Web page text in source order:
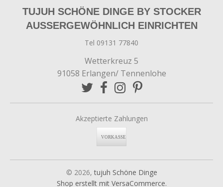
TUJUH SCHÖNE DINGE BY STOCKER
AUSSERGEWÖHNLICH EINRICHTEN
Tel 09131 77840
Wetterkreuz 5
91058 Erlangen/ Tennenlohe
Akzeptierte Zahlungen
© 2026,tujuh Schöne Dinge
Shop erstellt mit VersaCommerce.